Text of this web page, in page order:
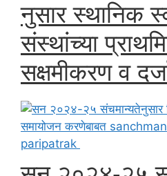
नुसार स्थानिक
संस्थांच्या
सक्षमीकरण व